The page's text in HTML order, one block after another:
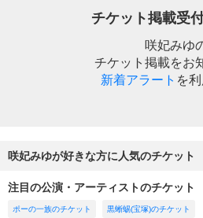
チケット掲載受
咲妃みゆ
チケット掲載をお
新着アラート を利
咲妃みゆが好きな方に人気のチケット
注目の公演・アーティストのチケット
ポーの一族のチケット 黒蜥蜴(宝塚)のチケット